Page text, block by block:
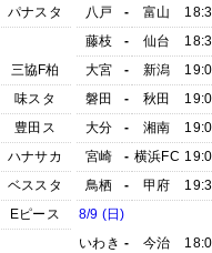
パナスタ
三協F柏
味スタ
豊田ス
ハナサカ
ベススタ
Eピース
八戸
- 富山
藤枝
- 仙台
大宮
- 新潟
磐田
- 秋田
大分
- 湘南
宮崎
- 横浜FC
鳥栖
- 甲府
8/9 (日)
いわき - 今治